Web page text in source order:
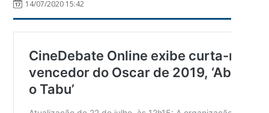
14/07/2020 15:42